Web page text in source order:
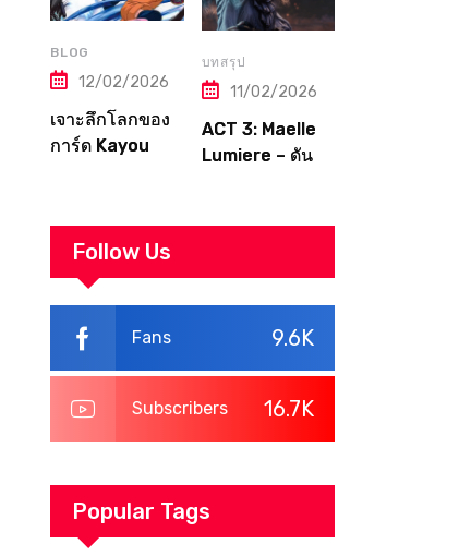
BLOG
12/02/2026
เจาะลึกโลกของ
การ์ด Kayou
บทสรุป
11/02/2026
ACT 3: Maelle
Lumiere – ดัน
Walkthrough
Follow Us
9.6K
Fans
16.7K
Subscribers
Popular Tags